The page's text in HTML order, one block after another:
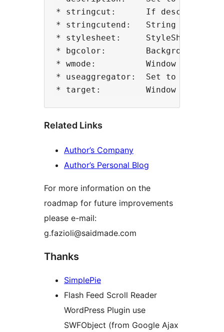
* stringcut:      If description is
* stringcutend:   String to
* stylesheet:     StyleSheet URL
* bgcolor:        Background color
* wmode:          Window Mode for
* useaggregator:  Set to '1' for
Related Links
Author’s Company
Author’s Personal Blog
For more information on the
roadmap for future improvements
please e-mail:
g.fazioli@saidmade.com
Thanks
SimplePie
Flash Feed Scroll Reader
WordPress Plugin use
SWFObject (from Google Ajax